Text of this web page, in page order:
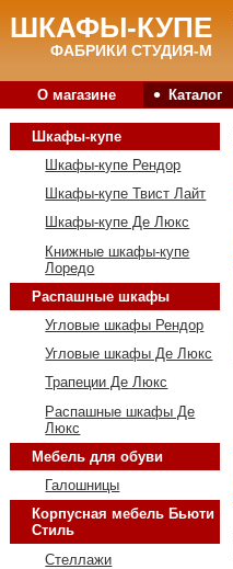
ШКАФЫ-КУПЕ
ФАБРИКИ СТУДИЯ-М
О магазине • Каталог
Шкафы-купе
Шкафы-купе Рендор
Шкафы-купе Твист Лайт
Шкафы-купе Де Люкс
Книжные шкафы-купе
Лоредо
Распашные шкафы
Угловые шкафы Рендор
Угловые шкафы Де Люкс
Трапеции Де Люкс
Распашные шкафы Де
Люкс
Мебель для обуви
Галошницы
Корпусная мебель Бьюти
Стиль
Стеллажи